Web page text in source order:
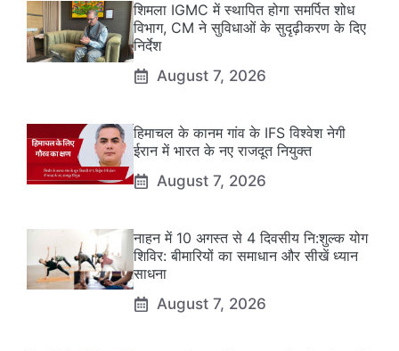
शिमला IGMC में स्थापित होगा समर्पित शोध
विभाग, CM ने सुविधाओं के सुदृढ़ीकरण के दिए
निर्देश
August 7, 2026
हिमाचल के कानम गांव के IFS विश्वेश नेगी
ईरान में भारत के नए राजदूत नियुक्त
August 7, 2026
नाहन में 10 अगस्त से 4 दिवसीय नि:शुल्क योग
शिविर: बीमारियों का समाधान और सीखें ध्यान
साधना
August 7, 2026